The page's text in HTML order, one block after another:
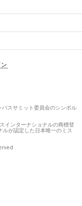
ン
スサミット委員会のシンボル
インターナショナルの商標登
ルが認定した日本唯一のミス